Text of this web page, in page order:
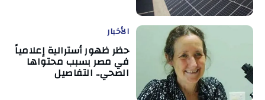
الأخبار
حظر ظهور أسترالية إعلامياً
في مصر بسبب محتواها
الصحي.. التفاصيل